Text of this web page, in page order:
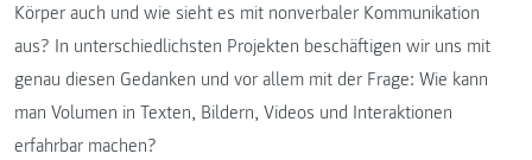
Körper auch und wie sieht es mit nonverbaler Kommunikation
aus? In unterschiedlichsten Projekten beschäftigen wir uns mit
genau diesen Gedanken und vor allem mit der Frage: Wie kann
man Volumen in Texten, Bildern, Videos und Interaktionen
erfahrbar machen?